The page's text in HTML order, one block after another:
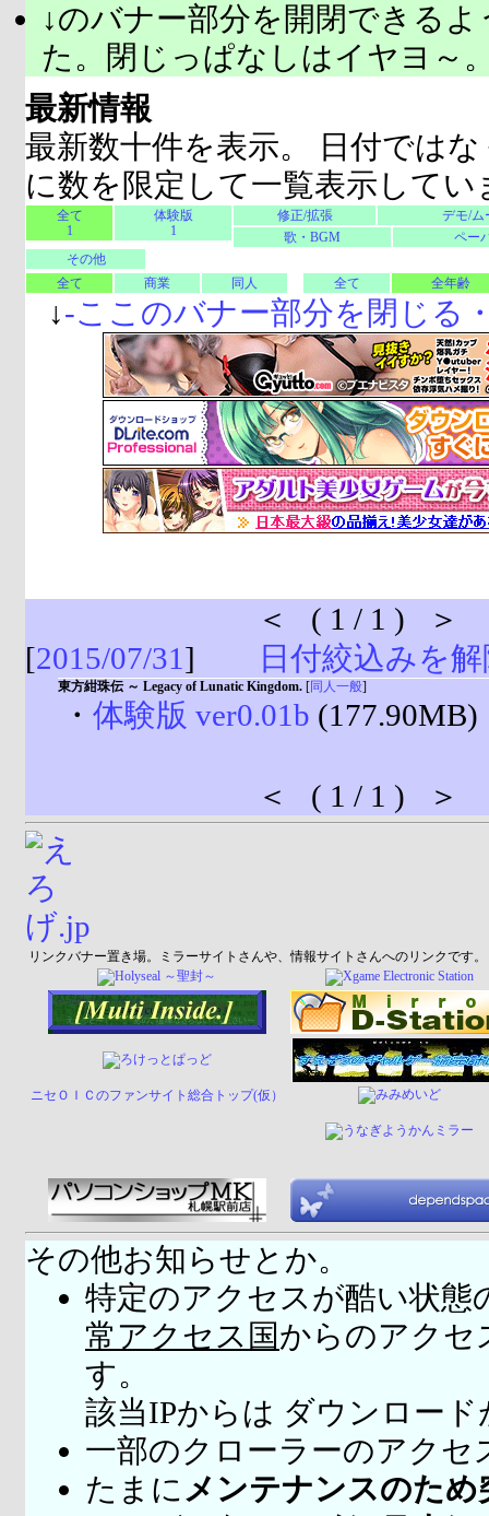
↓のバナー部分を開閉できる
た。閉じっぱなしはイヤヨ～
最新情報
最新数十件を表示。 日付では
に数を限定して一覧表示してい
全て
1
体験版
1
修正/拡張
デモ/ム
歌・BGM
ペー
その他
全て
商業 同人 全て 全年齢
↓-ここのバナー部分を閉じる
＜ ( 1 / 1 ) ＞
[2015/07/31 ] 日付絞込みを
東方紺珠伝 ～ Legacy of Lunatic Kingdom. [同人一般]
・ 体験版 ver0.01b (177.90MB)
＜ ( 1 / 1 ) ＞
リンクバナー置き場。ミラーサイトさんや、情報サイトさんへのリンクです。
ニセＯＩＣのファンサイト総合トップ(仮）
その他お知らせとか。
特定のアクセスが酷い状態
常アクセス国からのアクセ
す。
該当IPからは ダウンロー
一部のクローラーのアクセ
たまに メンテナンスのため